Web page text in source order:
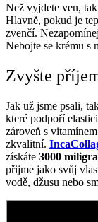
Než vyjdete ven,
Hlavně, pokud je
zvenčí.
Nebojte se krému s
Zvyšte
Jak už jsme psali,
které podpoří
zároveň s
zkvalitní.
získáte 3000
přijme jako svůj
vodě, džusu nebo